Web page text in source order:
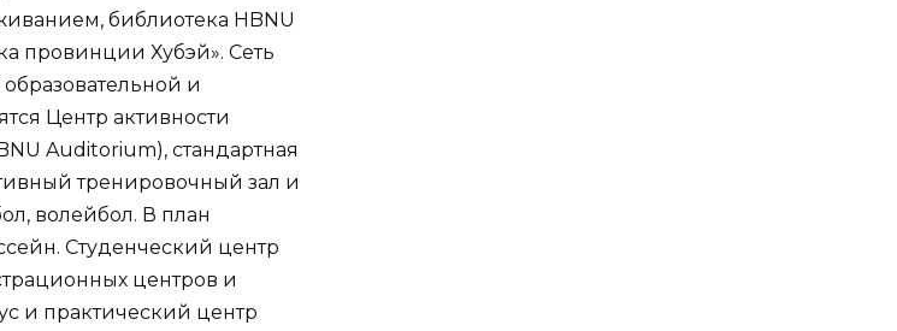
библиотека HBNU
провинции Хубэй». Сеть
и
Центр активности
Auditorium), стандартная
тренировочный зал и
волейбол. В план
Студенческий центр
центров и
и практический центр